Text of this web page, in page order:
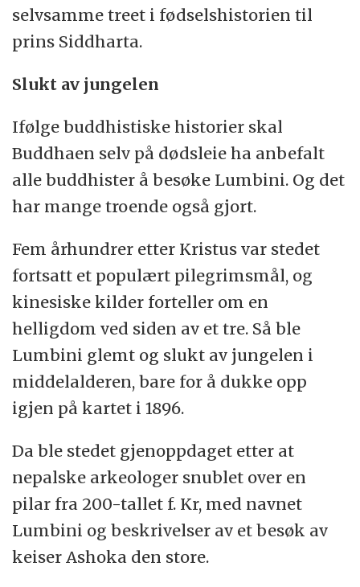
selvsamme treet i fødselshistorien til
prins Siddharta.
Slukt av jungelen
Ifølge buddhistiske historier skal
Buddhaen selv på dødsleie ha anbefalt
alle buddhister å besøke Lumbini. Og det
har mange troende også gjort.
Fem århundrer etter Kristus var stedet
fortsatt et populært pilegrimsmål, og
kinesiske kilder forteller om en
helligdom ved siden av et tre. Så ble
Lumbini glemt og slukt av jungelen i
middelalderen, bare for å dukke opp
igjen på kartet i 1896.
Da ble stedet gjenoppdaget etter at
nepalske arkeologer snublet over en
pilar fra 200-tallet f. Kr, med navnet
Lumbini og beskrivelser av et besøk av
keiser Ashoka den store.